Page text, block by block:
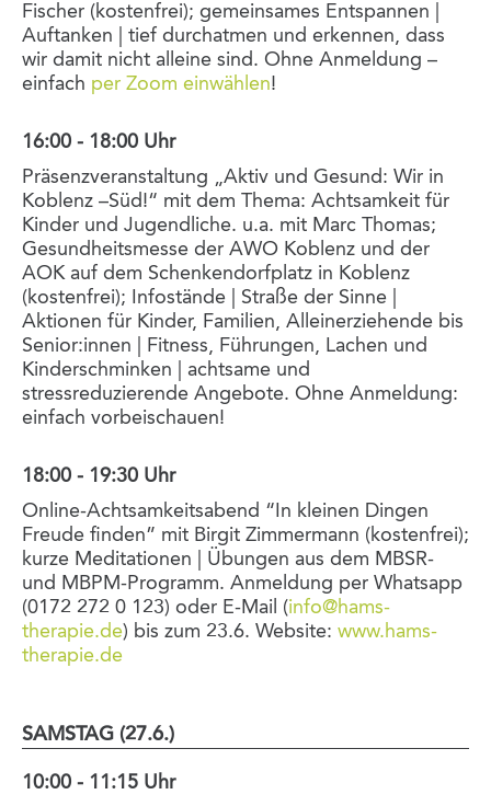
Fischer (kostenfrei); gemeinsames Entspannen |
Auftanken | tief durchatmen und erkennen, dass
wir damit nicht alleine sind. Ohne Anmeldung –
einfach per Zoom einwählen!
16:00 - 18:00 Uhr
Präsenzveranstaltung „Aktiv und Gesund: Wir in
Koblenz –Süd!“ mit dem Thema: Achtsamkeit für
Kinder und Jugendliche. u.a. mit Marc Thomas;
Gesundheitsmesse der AWO Koblenz und der
AOK auf dem Schenkendorfplatz in Koblenz
(kostenfrei); Infostände | Straße der Sinne |
Aktionen für Kinder, Familien, Alleinerziehende bis
Senior:innen | Fitness, Führungen, Lachen und
Kinderschminken | achtsame und
stressreduzierende Angebote. Ohne Anmeldung:
einfach vorbeischauen!
18:00 - 19:30 Uhr
Online-Achtsamkeitsabend “In kleinen Dingen
Freude finden” mit Birgit Zimmermann (kostenfrei);
kurze Meditationen | Übungen aus dem MBSR-
und MBPM-Programm. Anmeldung per Whatsapp
(0172 272 0 123) oder E-Mail (info@hams-
therapie.de) bis zum 23.6. Website: www.hams-
therapie.de
SAMSTAG (27.6.)
10:00 - 11:15 Uhr